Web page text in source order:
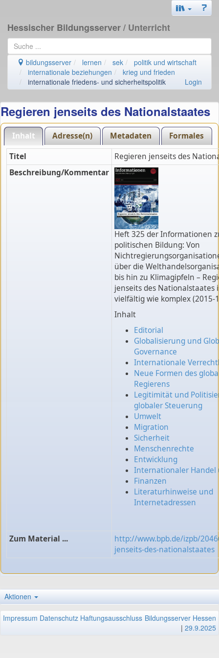
Hessischer Bildungsserver/ Unterricht
bildungsserver lernen sek
politik und wirtschaft
internationale beziehungen
krieg und frieden
internationale friedens- und sicherheitspolitik
Login
Regieren jenseits des Nationalstaates
Inhalt Adresse(n) Metadaten Formales
Titel
Regieren jenseits des
Beschreibung/Kommentar
Heft 325 der Informationen
politischen Bildung: Von
über die
bis hin zu Klimagipfeln –
jenseits des Nationalstaates
vielfältig wie komplex (2015-
Inhalt
Editorial
Globalisierung und
Governance
Internationale
Neue Formen des
Regierens
Legitimität und
globaler Steuerung
Umwelt
Migration
Sicherheit
Menschenrechte
Entwicklung
Internationaler Handel
Finanzen
Literaturhinweise und
Internetadressen
Zum Material ...
http://www.bpb.de/izpb/
jenseits-des-nationalstaates
Aktionen
Impressum Datenschutz Haftungsausschluss Bildungsserver Hessen
| 29.9.2025